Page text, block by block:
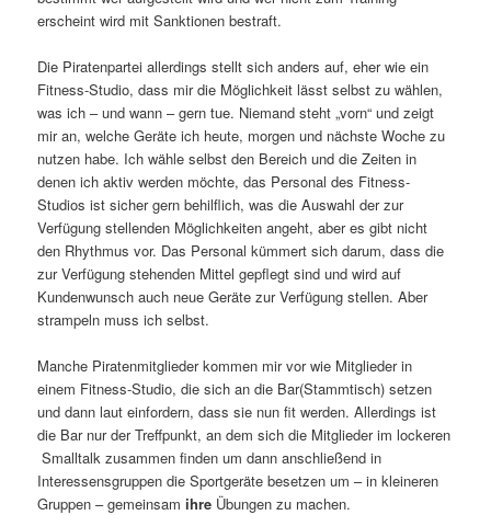
erscheint wird mit Sanktionen bestraft.
Die Piratenpartei allerdings stellt sich anders auf, eher wie ein
Fitness-Studio, dass mir die Möglichkeit lässt selbst zu wählen,
was ich – und wann – gern tue. Niemand steht „vorn“ und zeigt
mir an, welche Geräte ich heute, morgen und nächste Woche zu
nutzen habe. Ich wähle selbst den Bereich und die Zeiten in
denen ich aktiv werden möchte, das Personal des Fitness-
Studios ist sicher gern behilflich, was die Auswahl der zur
Verfügung stellenden Möglichkeiten angeht, aber es gibt nicht
den Rhythmus vor. Das Personal kümmert sich darum, dass die
zur Verfügung stehenden Mittel gepflegt sind und wird auf
Kundenwunsch auch neue Geräte zur Verfügung stellen. Aber
strampeln muss ich selbst.
Manche Piratenmitglieder kommen mir vor wie Mitglieder in
einem Fitness-Studio, die sich an die Bar(Stammtisch) setzen
und dann laut einfordern, dass sie nun fit werden. Allerdings ist
die Bar nur der Treffpunkt, an dem sich die Mitglieder im lockeren
Smalltalk zusammen finden um dann anschließend in
Interessensgruppen die Sportgeräte besetzen um – in kleineren
Gruppen – gemeinsamihre Übungen zu machen.